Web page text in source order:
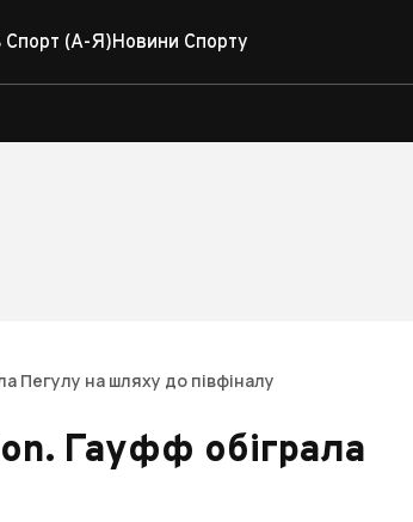
Спорт (А-Я)Новини Спорту
Пегулу на шляху до півфіналу
Гауфф обіграла